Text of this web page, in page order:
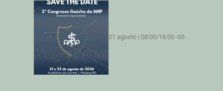
21 agosto | 08:00/18:00 -03